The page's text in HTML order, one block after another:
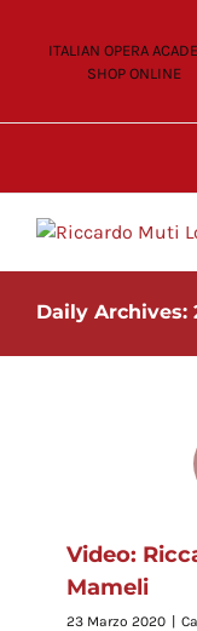
ITALIAN OPERA
SHOP ONLINE
Daily Archives:
Video:
Mameli
23 Marzo 2020